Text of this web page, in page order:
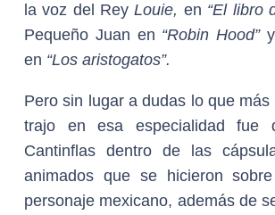
la voz del ReyLouie, en “El libro
Pequeño Juan en “Robin Hood”y
en “Los aristogatos”.
Pero sin lugar a dudas lo que
trajo en esa especialidad fue
Cantinflas dentro de las
animados que se hicieron
personaje mexicano, además de